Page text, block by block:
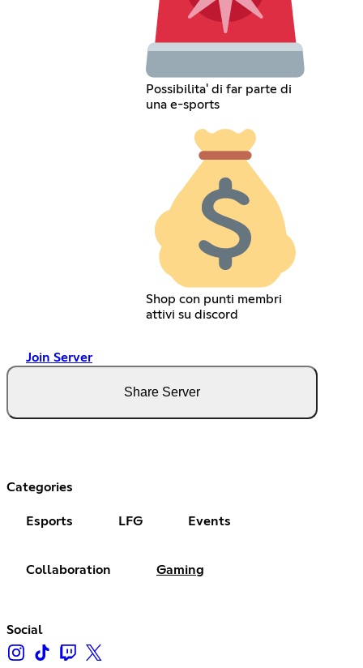
Possibilita' di far parte di
una e-sports
Shop con punti membri
attivi su discord
Join Server
Share Server
Categories
Esports LFG Events
Collaboration Gaming
Social